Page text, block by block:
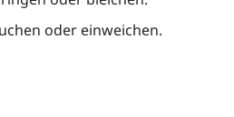
oder einweichen.